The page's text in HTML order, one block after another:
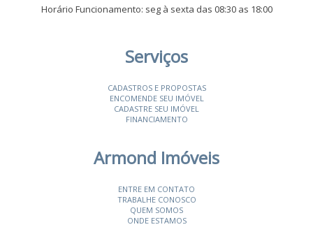
Horário Funcionamento: seg à sexta das 08:30 as 18:00
Serviços
CADASTROS E PROPOSTAS
ENCOMENDE SEU IMÓVEL
CADASTRE SEU IMÓVEL
FINANCIAMENTO
Armond Imóveis
ENTRE EM CONTATO
TRABALHE CONOSCO
QUEM SOMOS
ONDE ESTAMOS